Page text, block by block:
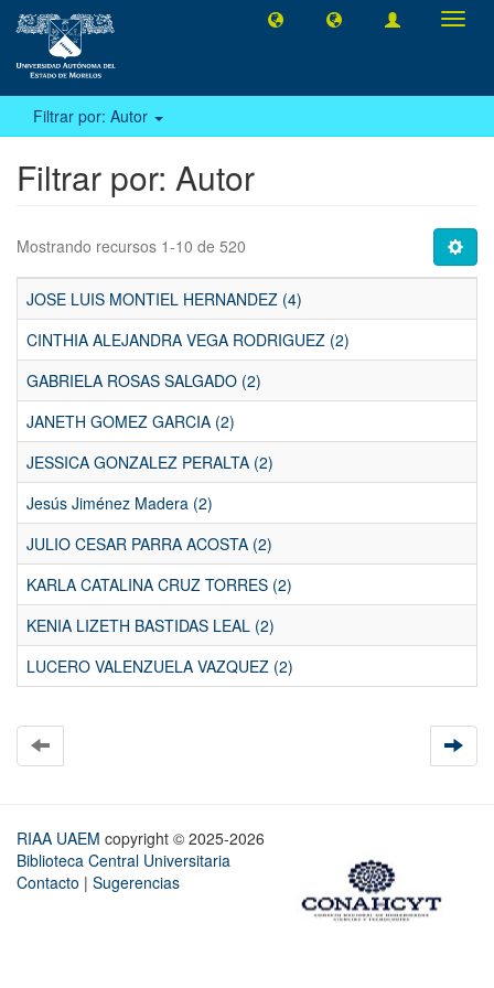
Filtrar por: Autor
Filtrar por: Autor
Mostrando recursos 1-10 de 520
JOSE LUIS MONTIEL HERNANDEZ (4)
CINTHIA ALEJANDRA VEGA RODRIGUEZ (2)
GABRIELA ROSAS SALGADO (2)
JANETH GOMEZ GARCIA (2)
JESSICA GONZALEZ PERALTA (2)
Jesús Jiménez Madera (2)
JULIO CESAR PARRA ACOSTA (2)
KARLA CATALINA CRUZ TORRES (2)
KENIA LIZETH BASTIDAS LEAL (2)
LUCERO VALENZUELA VAZQUEZ (2)
RIAA UAEM copyright © 2025-2026
Biblioteca Central Universitaria
Contacto | Sugerencias